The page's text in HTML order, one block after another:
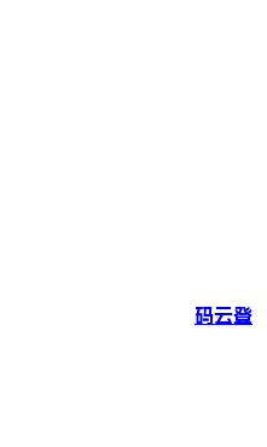
码云登